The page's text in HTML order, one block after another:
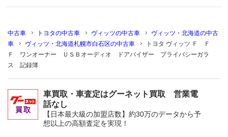
中古車 トヨタの中古車 ヴィッツの中古車
ヴィッツ・北海道の中古
車
ヴィッツ・北海道札幌市白石区の中古車
トヨタ ヴィッツ Ｆ Ｆ
Ｆ ワンオーナー ＵＳＢオーディオ ドアバイザー プライバシーガラ
ス 記録簿
車買取・車査定はグーネット買取 営業電
話なし
【日本最大級の加盟店数】約30万のデータから予
想以上の高額査定を実現！